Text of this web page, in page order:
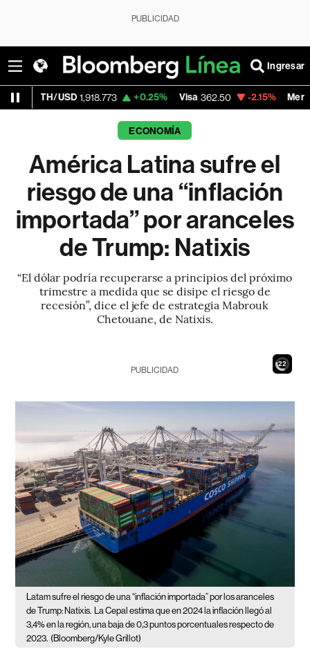
PUBLICIDAD
Ingresar
1,918.773 +0.25% Visa 362.50 -2.15% MercadoLibre
ECONOMÍA
América Latina sufre el
riesgo de una “inflación
importada” por aranceles
de Trump: Natixis
“El dólar podría recuperarse a principios del próximo
trimestre a medida que se disipe el riesgo de
recesión”, dice el jefe de estrategia Mabrouk
Chetouane, de Natixis.
20
PUBLICIDAD
Latam sufre el riesgo de una “inflación importada” por los aranceles
de Trump: Natixis. La Cepal estima que en 2024 la inflación llegó al
3,4% en la región, una baja de 0,3 puntos porcentuales respecto de
2023. (Bloomberg/Kyle Grillot)